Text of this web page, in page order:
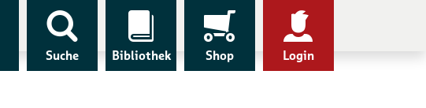
Suche Bibliothek Shop Login